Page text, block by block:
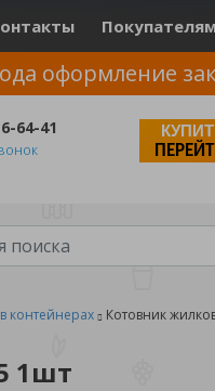
оформление
64-41
контейнерах Котовник
1шт